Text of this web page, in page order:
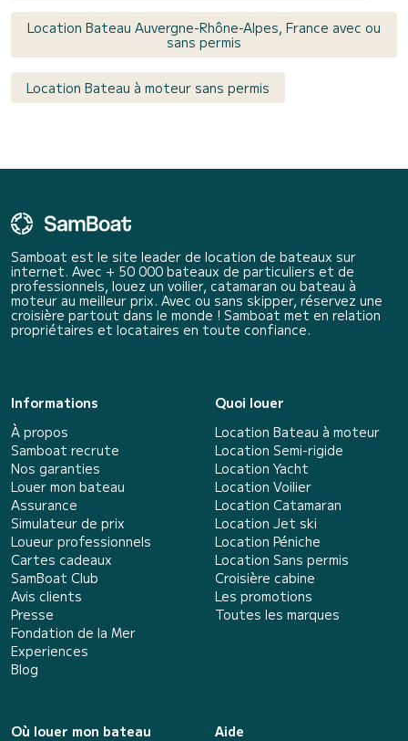
Location Bateau Auvergne-Rhône-Alpes, France avec ou
sans permis
Location Bateau à moteur sans permis
Samboat est le site leader de location de bateaux sur
internet. Avec + 50 000 bateaux de particuliers et de
professionnels, louez un voilier, catamaran ou bateau à
moteur au meilleur prix. Avec ou sans skipper, réservez une
croisière partout dans le monde ! Samboat met en relation
propriétaires et locataires en toute confiance.
Informations
À propos
Samboat recrute
Nos garanties
Louer mon bateau
Assurance
Simulateur de prix
Loueur professionnels
Cartes cadeaux
SamBoat Club
Avis clients
Presse
Fondation de la Mer
Experiences
Blog
Quoi louer
Location Bateau à moteur
Location Semi-rigide
Location Yacht
Location Voilier
Location Catamaran
Location Jet ski
Location Péniche
Location Sans permis
Croisière cabine
Les promotions
Toutes les marques
Où louer mon bateau
Aide